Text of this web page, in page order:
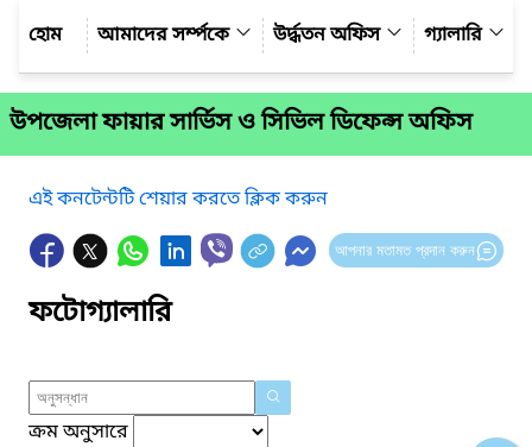
আমাদের সর্ম্পকে
উর্দ্ধতন অফিস গ্যালারি
উপজেলা ফায়ার সার্ভিস ও সিভিল ডিফেন্স অফিস
এই কনটেন্টটি শেয়ার করতে ক্লিক করুন
আপনার মতামত প্রদান করুন
ফটোগ্যালারি
ক্রম অনুসারে